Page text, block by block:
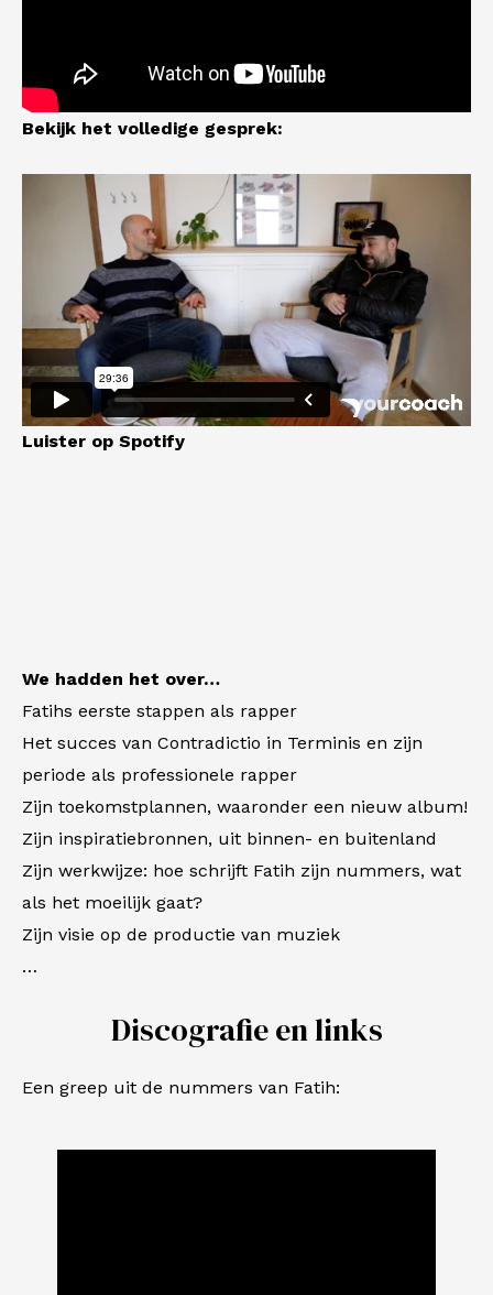
Bekijk het volledige gesprek:
Luister op Spotify
We hadden het over…
Fatihs eerste stappen als rapper
Het succes van Contradictio in Terminis en zijn
periode als professionele rapper
Zijn toekomstplannen, waaronder een nieuw album!
Zijn inspiratiebronnen, uit binnen- en buitenland
Zijn werkwijze: hoe schrijft Fatih zijn nummers, wat
als het moeilijk gaat?
Zijn visie op de productie van muziek
…
Discografie en links
Een greep uit de nummers van Fatih: